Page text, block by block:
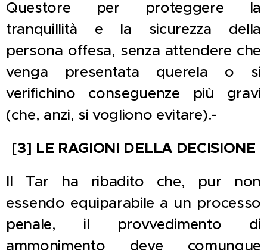
Questore per proteggere la
tranquillità e la sicurezza della
persona offesa, senza attendere che
venga presentata querela o si
verifichino conseguenze più gravi
(che, anzi, si vogliono evitare).-
[3] LE RAGIONI DELLA DECISIONE
Il Tar ha ribadito che, pur non
essendo equiparabile a un processo
penale, il provvedimento di
ammonimento deve comunque